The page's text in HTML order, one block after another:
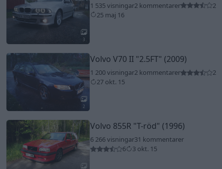
3
1 535 visningar2 kommentarer
2
25 maj 16
2
Volvo V70 II "2.5FT" (2009)
1 200 visningar2 kommentarer
2
27 okt. 15
Volvo 855R "T-röd" (1996)
6 266 visningar31 kommentarer
6
3 okt. 15